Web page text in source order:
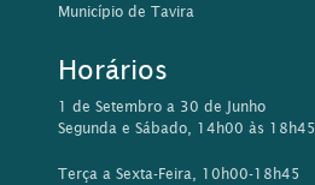
Município de Tavira
Horários
1 de Setembro a 30 de Junho
Segunda e Sábado, 14h00 às 18h45
Terça a Sexta-Feira, 10h00-18h45